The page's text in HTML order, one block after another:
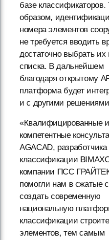
базе классификаторов.
образом,
номера элементов
не требуется вводить
достаточно выбрать их
списка. В дальнейшем
благодаря открытому
платформа будет
и с другими
«Квалифицированные и
компетентные
AGACAD,
классификации
компании ПСС
помогли нам в сжатые
создать современную
национальную
классификации
элементов, тем самым